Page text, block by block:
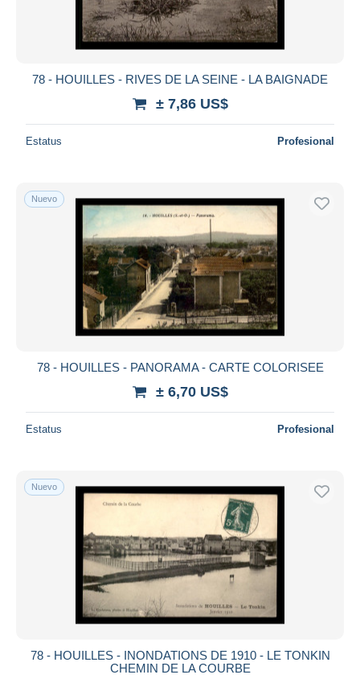
78 - HOUILLES - RIVES DE LA SEINE - LA BAIGNADE
± 7,86 US$
Estatus Profesional
Nuevo
78 - HOUILLES - PANORAMA - CARTE COLORISEE
± 6,70 US$
Estatus Profesional
Nuevo
78 - HOUILLES - INONDATIONS DE 1910 - LE TONKIN
CHEMIN DE LA COURBE